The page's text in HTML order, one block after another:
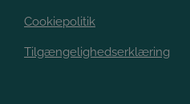
Cookiepolitik
Tilgængelighedserklæring